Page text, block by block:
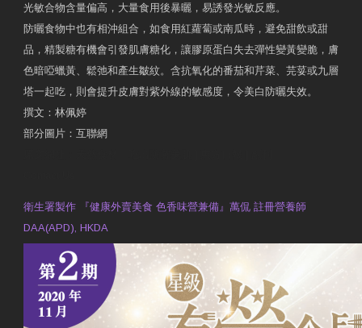
光敏合物含量偏高，大量食用後暴曬，易誘發光敏反應。
防曬食物中也有相沖組合，如食用紅蘿蔔或南瓜時，避免甜飲或甜
品，精製糖有機會引發肌膚糖化，讓膠原蛋白失去彈性變黃變脆，膚
色暗啞蠟黃、鬆弛和產生皺紋。含抗氧化的番茄和芹菜、芫荽或九層
塔一起吃，則會提升皮膚對紫外線的敏感度，令美白防曬失效。
撰文：林佩婷
部分圖片：互聯網
衛生署製作 『健康外賣美食 色香味營兼備』萬侃 註冊營養師
DAA(APD), HKDA